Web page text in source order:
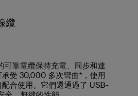
纜
可靠電纜保持充電、同步和連
受 30,000 多次彎曲*，使用
合使用。它們還通過了 USB-